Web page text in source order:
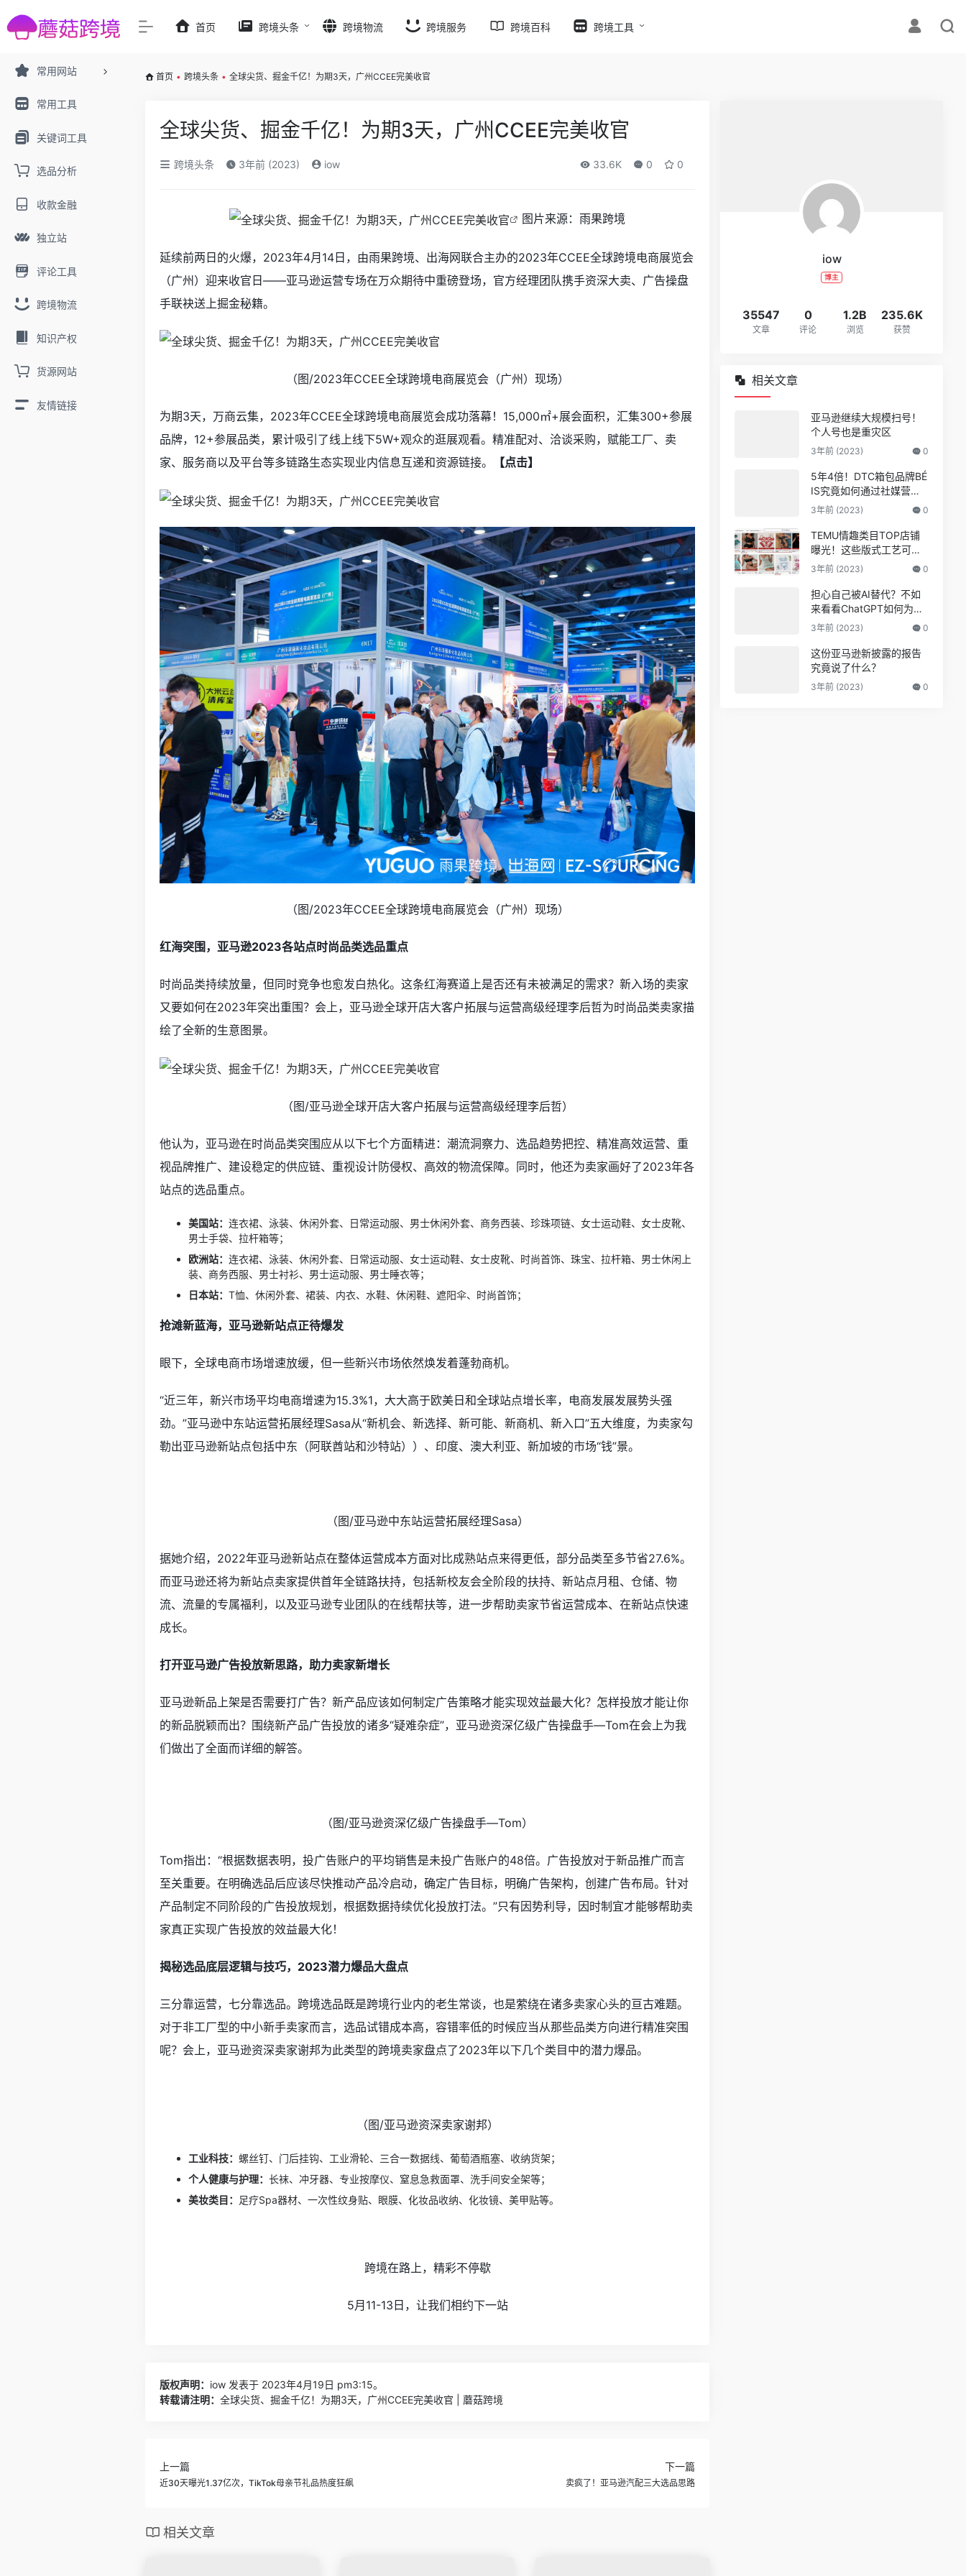
常用网站
常用工具
关键词工具
选品分析
收款金融
独立站
评论工具
跨境物流
知识产权
货源网站
友情链接
首页 跨境头条 跨境物流 跨境服务 跨境百科 跨境工具
首页 • 跨境头条 • 全球尖货、掘金千亿！为期3天，广州CCEE完美收官
全球尖货、掘金千亿！为期3天，广州CCEE完美收官
跨境头条 3年前 (2023) iow 33.6K 0 0
图片来源：雨果跨境
延续前两日的火爆， 2023年4月14日，由雨果跨境、出海网联合主办的2023年CCEE全球跨境电商展览会
（广州）迎来收官日——亚马逊运营专场在万众期待中重磅登场，官方经理团队携手资深大卖、广告操盘
手联袂送上掘金秘籍。
（图/2023年CCEE全球跨境电商展览会（广州） 现场）
为期3天，万商云集，2023年CCEE全球跨境电商展览会成功落幕！15,000㎡+展会面积，汇集300+参展
品牌，12+参展品类，累计吸引了线上线下5W+观众的逛展观看。 精准配对、洽谈采购，赋能工厂、卖
家、服务商以及平台等多链路生态实现业内信息互递和资源链接。
【点击】
（图/2023年CCEE全球跨境电商展览会（广州） 现场）
红海突围，亚马逊2023各站点时尚品类选品重点
时尚品类持续放量，但同时竞争也愈发白热化。这条红海赛道上是否还有未被满足的需求？新入场的卖家
又要如何在2023年突出重围？会上，亚马逊全球开店大客户拓展与运营高级经理李后哲为时尚品类卖家描
绘了全新的生意图景。
（图/亚马逊全球开店大客户拓展与运营高级经理李后哲）
他认为，亚马逊在时尚品类突围应从以下七个方面精进：潮流洞察力、选品趋势把控、精准高效运营、重
视品牌推广、建设稳定的供应链、重视设计防侵权、高效的物流保障。同时，他还为卖家画好了2023年各
站点的选品重点。
美国站： 连衣裙、泳装、休闲外套、日常运动服、男士休闲外套、商务西装、珍珠项链、女士运动鞋、女士皮靴、
男士手袋、拉杆箱等；
欧洲站： 连衣裙、泳装、休闲外套、日常运动服、女士运动鞋、女士皮靴、时尚首饰、珠宝、拉杆箱、男士休闲上
装、商务西服、男士衬衫、男士运动服、男士睡衣等；
日本站： T恤、休闲外套、裙装、内衣、水鞋、休闲鞋、遮阳伞、时尚首饰；
抢滩新蓝海，亚马逊新站点正待爆发
眼下，全球电商市场增速放缓，但一些新兴市场依然焕发着蓬勃商机。
“近三年，新兴市场平均电商增速为15.3%1，大大高于欧美日和全球站点增长率，电商发展发展势头强
劲。”亚马逊中东站运营拓展经理Sasa从“新机会、新选择、新可能、新商机、新入口”五大维度，为卖家勾
勒出亚马逊新站点包括中东 （阿联酋站和沙特站））、印度、澳大利亚、新加坡的市场“钱”景。
（图/亚马逊中东站运营拓展经理Sasa）
据她介绍，2022年亚马逊新站点在整体运营成本方面对比成熟站点来得更低，部分品类至多节省27.6%。
而亚马逊还将为新站点卖家提供首年全链路扶持，包括新校友会全阶段的扶持、新站点月租、仓储、物
流、流量的专属福利，以及亚马逊专业团队的在线帮扶等，进一步帮助卖家节省运营成本、在新站点快速
成长。
打开亚马逊广告投放新思路，助力卖家新增长
亚马逊新品上架是否需要打广告？新产品应该如何制定广告策略才能实现效益最大化？怎样投放才能让你
的新品脱颖而出？围绕新产品广告投放的诸多“疑难杂症”，亚马逊资深亿级广告操盘手—Tom在会上为我
们做出了全面而详细的解答。
（图/亚马逊资深亿级广告操盘手—Tom）
Tom指出：“根据数据表明，投广告账户的平均销售是未投广告账户的48倍。广告投放对于新品推广而言
至关重要。在明确选品后应该尽快推动产品冷启动，确定广告目标，明确广告架构，创建广告布局。针对
产品制定不同阶段的广告投放规划，根据数据持续优化投放打法。”只有因势利导，因时制宜才能够帮助卖
家真正实现广告投放的效益最大化！
揭秘选品底层逻辑与技巧，2023潜力爆品大盘点
三分靠运营，七分靠选品。跨境选品既是跨境行业内的老生常谈，也是萦绕在诸多卖家心头的亘古难题。
对于非工厂型的中小新手卖家而言，选品试错成本高，容错率低的时候应当从那些品类方向进行精准突围
呢？会上，亚马逊资深卖家谢邦为此类型的跨境卖家盘点了2023年以下几个类目中的潜力爆品。
（图/亚马逊资深卖家谢邦）
工业科技： 螺丝钉、门后挂钩、工业滑轮、三合一数据线、葡萄酒瓶塞、收纳货架；
个人健康与护理： 长袜、冲牙器、专业按摩仪、窒息急救面罩、洗手间安全架等；
美妆类目：
足疗Spa器材、一次性纹身贴、眼膜、化妆品收纳、化妆镜、美甲贴等。
跨境在路上，精彩不停歇
5月11-13日，让我们相约下一站
版权声明： iow 发表于 2023年4月19日 pm3:15。
转载请注明： 全球尖货、掘金千亿！为期3天，广州CCEE完美收官 | 蘑菇跨境
上一篇
近30天曝光1.37亿次，TikTok母亲节礼品热度狂飙
下一篇
卖疯了！亚马逊汽配三大选品思路
相关文章
iow
博主
35547
文章
0
评论
1.2B
浏览
235.6K
获赞
相关文章
亚马逊继续大规模扫号！
个人号也是重灾区
3年前 (2023) 0
5年4倍！DTC箱包品牌BÉ
IS究竟如何通过社媒营销
收获逆势上涨！
3年前 (2023) 0
TEMU情趣类目TOP店铺
曝光！这些版式工艺可能
爆
3年前 (2023) 0
担心自己被AI替代？不如
来看看ChatGPT如何为亚
马逊人所用
3年前 (2023) 0
这份亚马逊新披露的报告
究竟说了什么？
3年前 (2023) 0